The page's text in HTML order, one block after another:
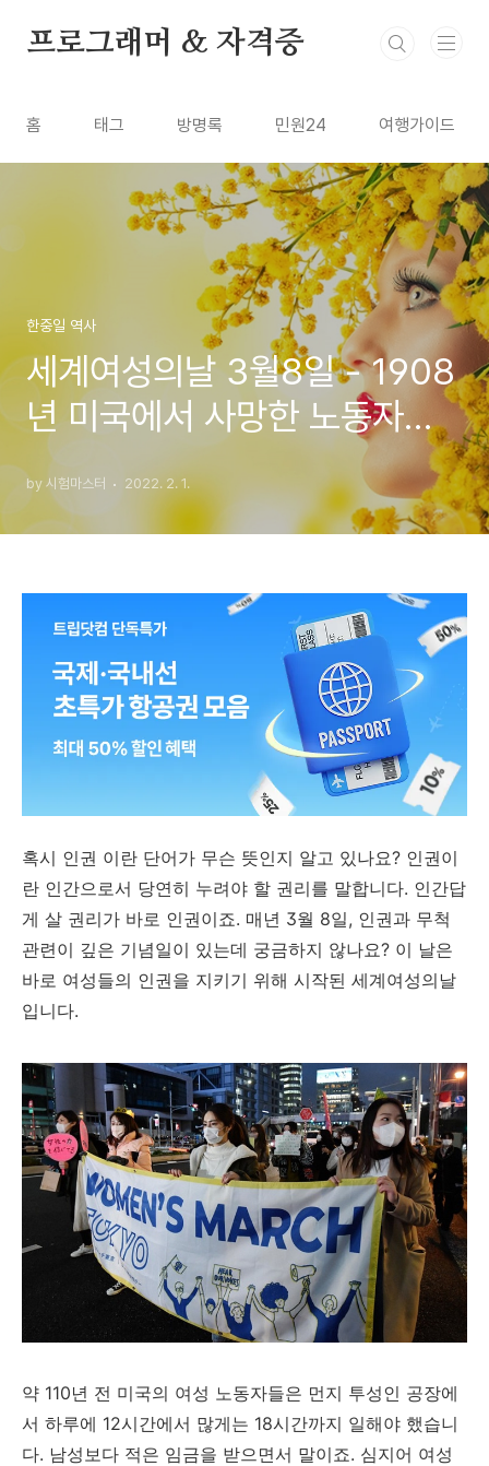
프로그래머 & 자격증
홈 태그 방명록 민원24 여행가이드
한중일 역사
세계여성의날 3월8일 - 1908
년 미국에서 사망한 노동자를
by 시험마스터 2022. 2. 1.
혹시 인권 이란 단어가 무슨 뜻인지 알고 있나요? 인권이
란 인간으로서 당연히 누려야 할 권리를 말합니다. 인간답
게 살 권리가 바로 인권이죠. 매년 3월 8일, 인권과 무척
관련이 깊은 기념일이 있는데 궁금하지 않나요? 이 날은
바로 여성들의 인권을 지키기 위해 시작된 세계여성의날
입니다.
약 110년 전 미국의 여성 노동자들은 먼지 투성인 공장에
서 하루에 12시간에서 많게는 18시간까지 일해야 했습니
다. 남성보다 적은 임금을 받으면서 말이죠. 심지어 여성